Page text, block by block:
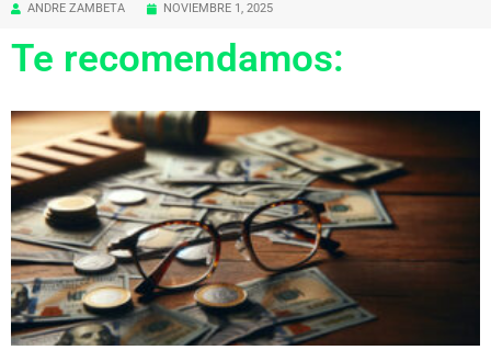
ANDRE ZAMBETA NOVIEMBRE 1, 2025
Te recomendamos: